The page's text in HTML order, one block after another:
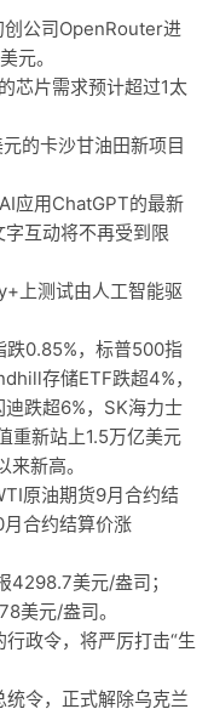
公司OpenRouter进
元。
芯片需求预计超过1太
的卡沙甘油田新项目
应用ChatGPT的最新
互动将不再受到限
上测试由人工智能驱
跌0.85%，标普500指
存储ETF跌超4%，
跌超6%，SK海力士
重新站上1.5万亿美元
来新高。
原油期货9月合约结
合约结算价涨
4298.7美元/盎司；
美元/盎司。
政令，将严厉打击“生
令，正式解除乌克兰